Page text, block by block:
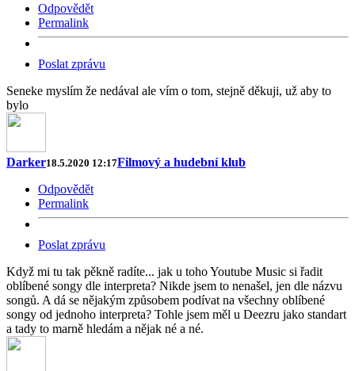
Odpovědět
Permalink
Poslat zprávu
Seneke myslím že nedával ale vím o tom, stejně děkuji, už aby to
bylo
Darker18.5.2020 12:17Filmový a hudební klub
Odpovědět
Permalink
Poslat zprávu
Když mi tu tak pěkně radíte... jak u toho Youtube Music si řadit
oblíbené songy dle interpreta? Nikde jsem to nenašel, jen dle názvu
songů. A dá se nějakým způsobem podívat na všechny oblíbené
songy od jednoho interpreta? Tohle jsem měl u Deezru jako standart
a tady to marně hledám a nějak né a né.